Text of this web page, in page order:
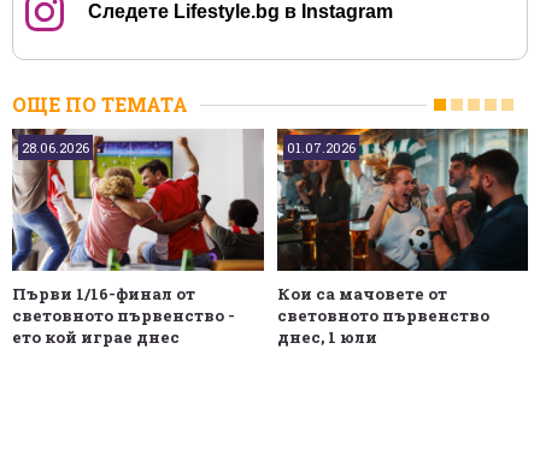
Следете Lifestyle.bg в Instagram
ОЩЕ ПО ТЕМАТА
28.06.2026
Първи 1/16-финал от
световното първенство -
ето кой играе днес
01.07.2026
Кои са мачовете от
световното първенство
днес, 1 юли